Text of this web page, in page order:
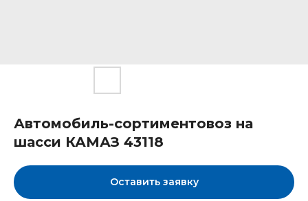
Автомобиль-сортиментовоз на
шасси КАМАЗ 43118
Оставить заявку